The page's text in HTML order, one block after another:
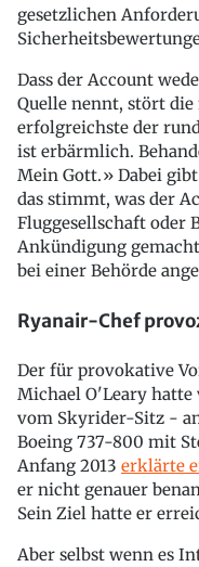
gesetzlichen
Dass der Account
Quelle nennt, stört
erfolgreichste der
ist erbärmlich.
Mein Gott.» Dabei
das stimmt, was der
Fluggesellschaft oder
Ankündigung
bei einer Behörde
Ryanair-Chef
Der für provokative
Michael O'Leary
vom Skyrider-Sitz -
Boeing 737-800 mit
Anfang 2013 erklärte
er nicht genauer
Sein Ziel hatte er
Aber selbst wenn es